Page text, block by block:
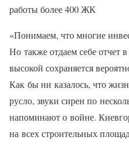
работы более 400 ЖК
«Понимаем, что многие
Но также отдаем себе отчет
высокой сохраняется
Как бы ни казалось, что
русло, звуки сирен по
напоминают о войне.
на всех строительных